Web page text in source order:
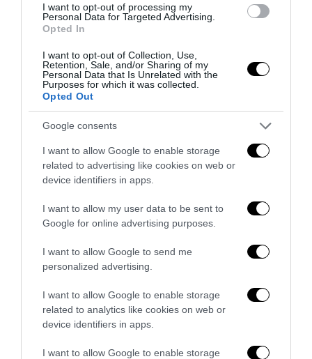
I want to opt-out of processing my
Personal Data for Targeted Advertising.
Opted In
I want to opt-out of Collection, Use,
Retention, Sale, and/or Sharing of my
Personal Data that Is Unrelated with the
Purposes for which it was collected.
Opted Out
Google consents
I want to allow Google to enable storage
related to advertising like cookies on web or
device identifiers in apps.
I want to allow my user data to be sent to
Google for online advertising purposes.
I want to allow Google to send me
personalized advertising.
I want to allow Google to enable storage
related to analytics like cookies on web or
device identifiers in apps.
I want to allow Google to enable storage
Remigrazione, il Copasir riconosce all’antifascismo il
6 Agosto 2026
La Camera boccia il patentino antifascista per parlare a
Montecitorio: palo clamoroso del Pd
5 Agosto 2026